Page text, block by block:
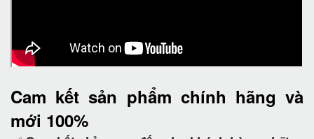
Cam kết sản phẩm chính hãng và
mới 100%